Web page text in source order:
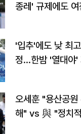
종레' 규제에도
'입추'에도 낮 최
정…한밤 '열대야'
오세훈 "용산공
해" vs 與 "정치